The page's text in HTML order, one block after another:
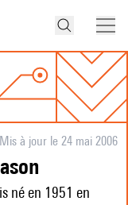
Mis à jour le 24 mai 2006
né en 1951 en